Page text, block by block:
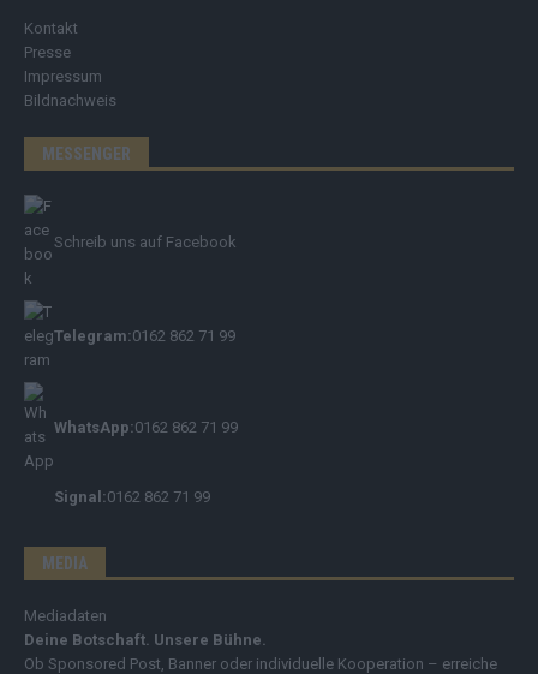
Kontakt
Presse
Impressum
Bildnachweis
MESSENGER
Schreib uns auf Facebook
Telegram:0162 862 71 99
WhatsApp:0162 862 71 99
Signal:0162 862 71 99
MEDIA
Mediadaten
Deine Botschaft. Unsere Bühne.
Ob Sponsored Post, Banner oder individuelle Kooperation – erreiche